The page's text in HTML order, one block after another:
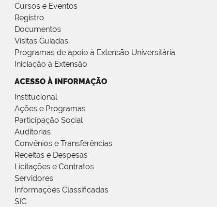
Cursos e Eventos
Registro
Documentos
Visitas Guiadas
Programas de apoio à Extensão Universitária
Iniciação à Extensão
ACESSO À INFORMAÇÃO
Institucional
Ações e Programas
Participação Social
Auditorias
Convênios e Transferências
Receitas e Despesas
Licitações e Contratos
Servidores
Informações Classificadas
SIC